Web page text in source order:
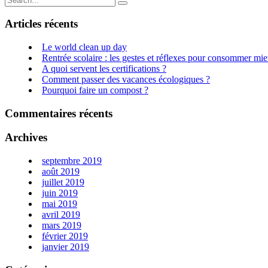
Articles récents
Le world clean up day
Rentrée scolaire : les gestes et réflexes pour consommer
A quoi servent les certifications ?
Comment passer des vacances écologiques ?
Pourquoi faire un compost ?
Commentaires récents
Archives
septembre 2019
août 2019
juillet 2019
juin 2019
mai 2019
avril 2019
mars 2019
février 2019
janvier 2019